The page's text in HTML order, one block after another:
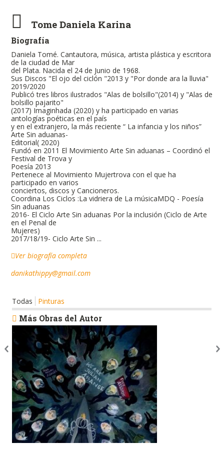
Tome Daniela Karina
Biografía
Daniela Tomé. Cantautora, música, artista plástica y escritora
de la ciudad de Mar
del Plata. Nacida el 24 de Junio de 1968.
Sus Discos "El ojo del ciclón "2013 y "Por donde ara la lluvia"
2019/2020
Publicó tres libros ilustrados "Alas de bolsillo"(2014) y "Alas de
bolsillo pajarito"
(2017) Imaginhada (2020) y ha participado en varias
antologías poéticas en el país
y en el extranjero, la más reciente “ La infancia y los niños”
Arte Sin aduanas-
Editorial( 2020)
Fundó en 2011 El Movimiento Arte Sin aduanas – Coordinó el
Festival de Trova y
Poesía 2013
Pertenece al Movimiento Mujertrova con el que ha
participado en varios
conciertos, discos y Cancioneros.
Coordina Los Ciclos :La vidriera de La músicaMDQ - Poesía
Sin aduanas
2016- El Ciclo Arte Sin aduanas Por la inclusión (Ciclo de Arte
en el Penal de
Mujeres)
2017/18/19- Ciclo Arte Sin ...
Ver biografía completa
danikathippy@gmail.com
Todas Pinturas
Más Obras del Autor